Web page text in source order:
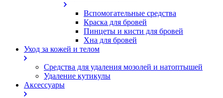
Вспомогательные средства
Краска для бровей
Пинцеты и кисти для бровей
Хна для бровей
Уход за кожей и телом
Средства для удаления мозолей и натоптышей
Удаление кутикулы
Аксессуары